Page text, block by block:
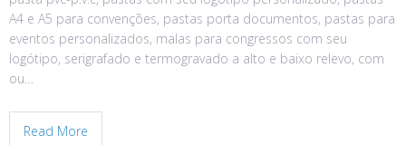
A4 e A5 para convenções, pastas porta documentos, pastas para
eventos personalizados, malas para congressos com seu
logótipo, serigrafado e termogravado a alto e baixo relevo, com
ou…
Read More